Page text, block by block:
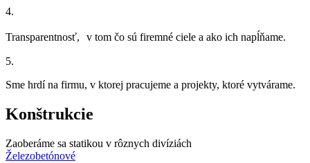
4.
Transparentnosť, v tom čo sú firemné ciele a ako ich napĺňame.
5.
Sme hrdí na firmu, v ktorej pracujeme a projekty, ktoré vytvárame.
Konštrukcie
Zaoberáme sa statikou v rôznych divíziách
Železobetónové